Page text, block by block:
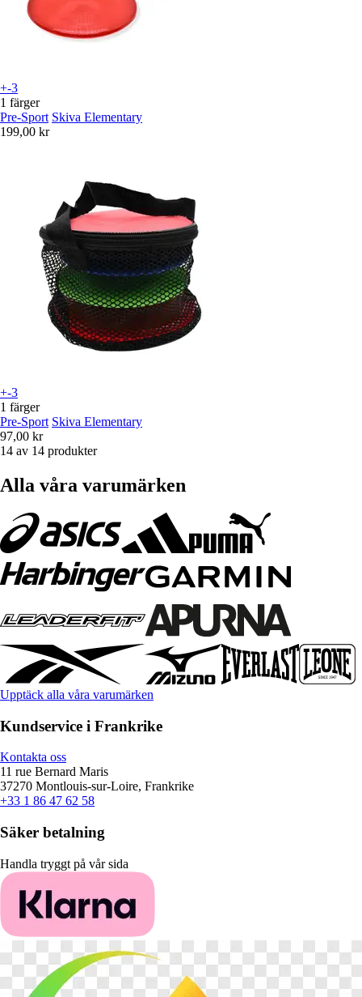
+-3
1 färger
Pre-Sport Skiva Elementary
199,00 kr
+-3
1 färger
Pre-Sport Skiva Elementary
97,00 kr
14 av 14 produkter
Alla våra varumärken
Upptäck alla våra varumärken
Kundservice i Frankrike
Kontakta oss
11 rue Bernard Maris
37270 Montlouis-sur-Loire, Frankrike
+33 1 86 47 62 58
Säker betalning
Handla tryggt på vår sida